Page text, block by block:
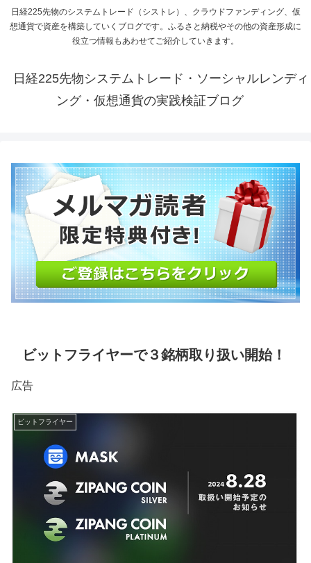
日経225先物のシステムトレード（シストレ）、クラウドファンディング、仮
想通貨で資産を構築していくブログです。ふるさと納税やその他の資産形成に
役立つ情報もあわせてご紹介していきます。
日経225先物システムトレード・ソーシャルレンディ
ング・仮想通貨の実践検証ブログ
ビットフライヤーで３銘柄取り扱い開始！
広告
ビットフライヤー